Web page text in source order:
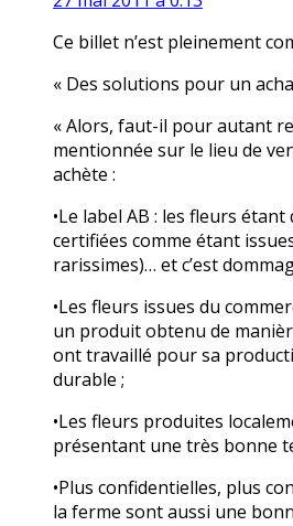
Ce billet n’est pleinement
« Des solutions pour un
« Alors, faut-il pour autant
mentionnée sur le lieu de
achète :
•Le label AB : les fleurs
certifiées comme étant
rarissimes)… et c’est
•Les fleurs issues du
un produit obtenu de
ont travaillé pour sa
durable ;
•Les fleurs produites
présentant une très bonne
•Plus confidentielles, plus
la ferme sont aussi une